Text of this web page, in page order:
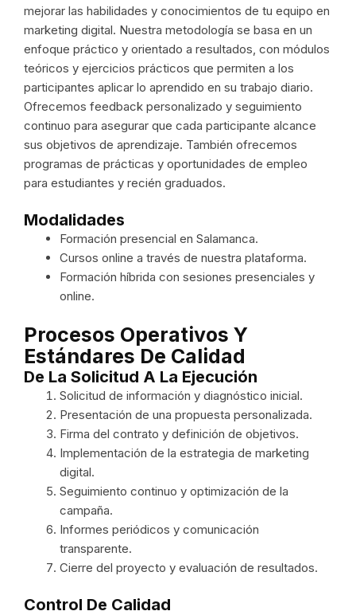
mejorar las habilidades y conocimientos de tu equipo en
marketing digital. Nuestra metodología se basa en un
enfoque práctico y orientado a resultados, con módulos
teóricos y ejercicios prácticos que permiten a los
participantes aplicar lo aprendido en su trabajo diario.
Ofrecemos feedback personalizado y seguimiento
continuo para asegurar que cada participante alcance
sus objetivos de aprendizaje. También ofrecemos
programas de prácticas y oportunidades de empleo
para estudiantes y recién graduados.
Modalidades
Formación presencial en Salamanca.
Cursos online a través de nuestra plataforma.
Formación híbrida con sesiones presenciales y
online.
Procesos Operativos Y
Estándares De Calidad
De La Solicitud A La Ejecución
Solicitud de información y diagnóstico inicial.
Presentación de una propuesta personalizada.
Firma del contrato y definición de objetivos.
Implementación de la estrategia de marketing
digital.
Seguimiento continuo y optimización de la
campaña.
Informes periódicos y comunicación
transparente.
Cierre del proyecto y evaluación de resultados.
Control De Calidad